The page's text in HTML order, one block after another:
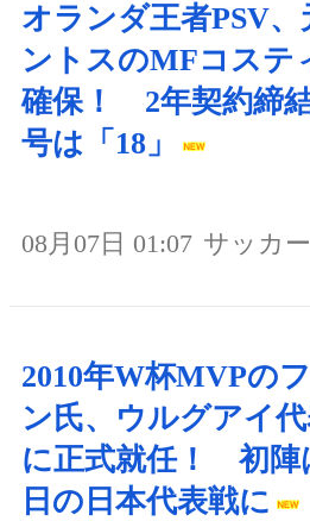
オランダ王者PSV、
ントスのMFコステ
確保！ 2年契約締
号は「18」
08月07日 01:07 サッカ
2010年W杯MVPの
ン氏、ウルグアイ
に正式就任！ 初陣
日の日本代表戦に